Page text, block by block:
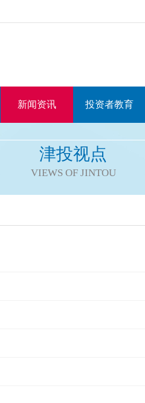
新闻资讯 投资者教育
津投视点
VIEWS OF JINTOU